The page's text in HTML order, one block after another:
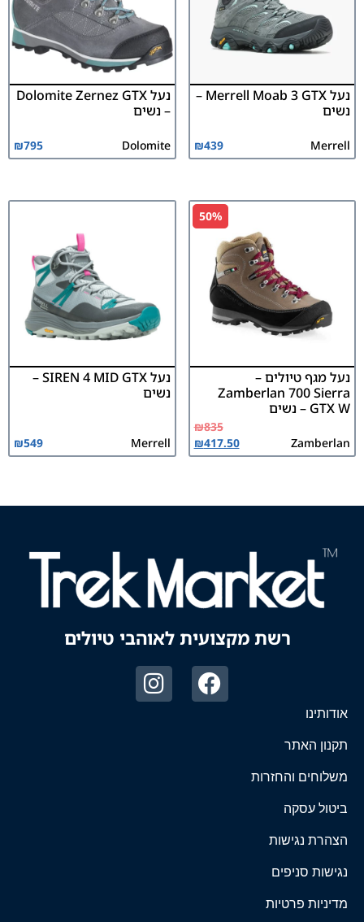
נעל Merrell Moab 3 GTX –
נשים
Merrell
₪439
נעל Dolomite Zernez GTX
– נשים
Dolomite
₪795
50%
נעל מגף טיולים –
Zamberlan 700 Sierra
GTX W – נשים
Zamberlan
₪835
₪417.50
נעל SIREN 4 MID GTX –
נשים
Merrell
₪549
רשת מקצועית לאוהבי טיולים
אודותינו
תקנון האתר
משלוחים והחזרות
ביטול עסקה
הצהרת נגישות
נגישות סניפים
מדיניות פרטיות